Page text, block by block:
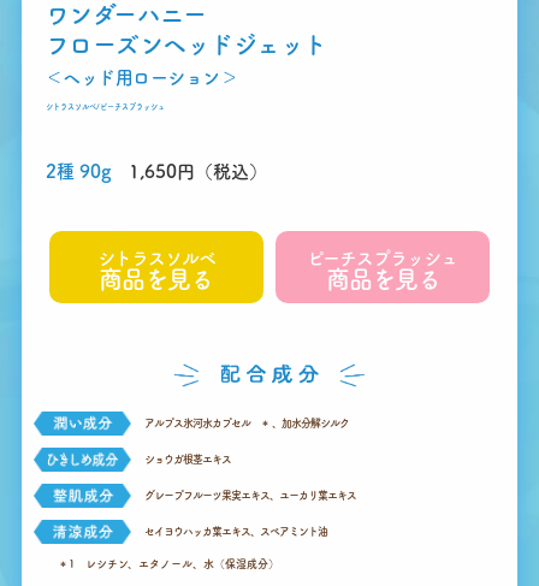
ワンダーハニー
フローズンヘッドジェット
＜ヘッド用ローション＞
シトラスソルベ/ピーチスプラッシュ
2種 90g1,650円（税込）
シトラスソルベ
商品を見る
ピーチスプラッシュ
商品を見る
アルプス氷河水カプセル ＊ 、加水分解シルク
ショウガ根茎エキス
グレープフルーツ果実エキス、ユーカリ葉エキス
セイヨウハッカ葉エキス、スペアミント油
＊1 レシチン、エタノール、水（保湿成分）